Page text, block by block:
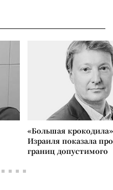
«Большая
Израиля показала
границ допустимого